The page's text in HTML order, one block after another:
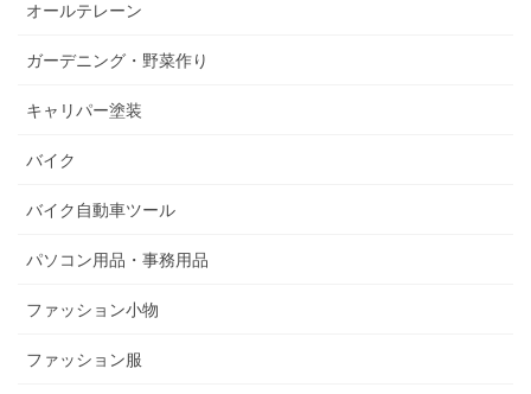
オールテレーン
ガーデニング・野菜作り
キャリパー塗装
バイク
バイク自動車ツール
パソコン用品・事務用品
ファッション小物
ファッション服